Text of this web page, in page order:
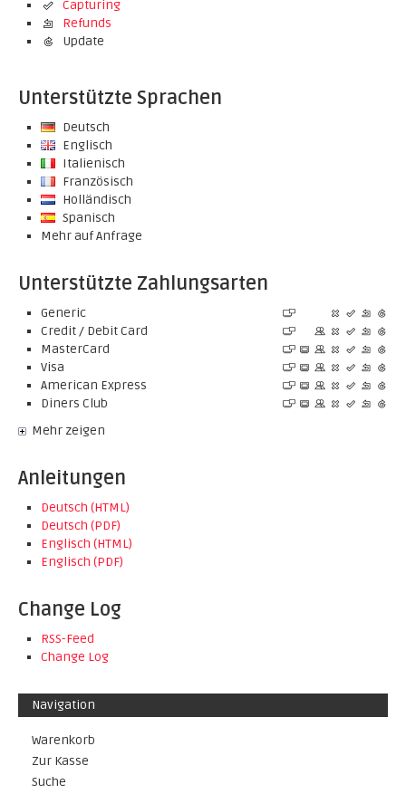
Capturing
Refunds
Update
Unterstützte Sprachen
Deutsch
Englisch
Italienisch
Französisch
Holländisch
Spanisch
Mehr auf Anfrage
Unterstützte Zahlungsarten
Generic
Credit / Debit Card
MasterCard
Visa
American Express
Diners Club
Mehr zeigen
Anleitungen
Deutsch (HTML)
Deutsch (PDF)
Englisch (HTML)
Englisch (PDF)
Change Log
RSS-Feed
Change Log
Navigation
Warenkorb
Zur Kasse
Suche